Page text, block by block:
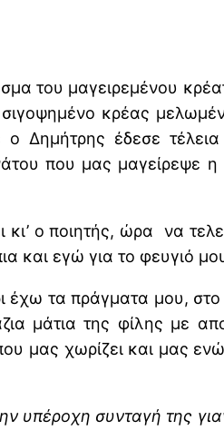
του μαγειρεμένου
κρέας
Δημήτρης έδεσε
που μας μαγείρεψε
ο ποιητής, ώρα να
και εγώ για το φευγιό
έχω τα πράγματα μου,
μάτια της φίλης με
μας χωρίζει και μας
υπέροχη συνταγή της